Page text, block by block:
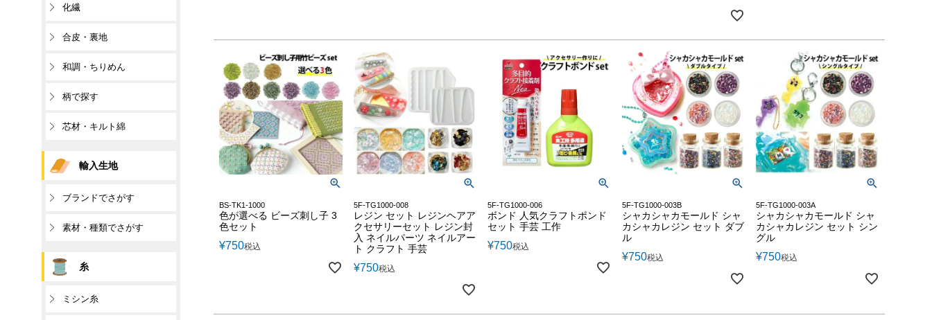
BS-TK1-1000
色が選べる ビーズ刺し子 3
色セット
¥750税込
5F-TG1000-008
レジン セット レジンヘアア
クセサリーセット レジン封
入 ネイルパーツ ネイルアー
ト クラフト 手芸
¥750税込
5F-TG1000-006
ボンド 人気クラフトポンド
セット 手芸 工作
¥750税込
5F-TG1000-003B
シャカシャカモールド シャ
カシャカレジン セット ダブ
ル
¥750税込
5F-TG1000-003A
シャカシャカモールド シャ
カシャカレジン セット シン
グル
¥750税込
化繊
合皮・裏地
和調・ちりめん
柄で探す
芯材・キルト綿
輸入生地
ブランドでさがす
素材・種類でさがす
糸
ミシン糸